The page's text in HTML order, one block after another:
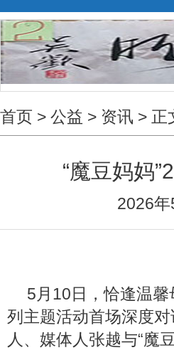
首页 > 公益 > 资讯 > 正
“魔豆妈妈
2026年
5月10日，恰逢温馨
列主题活动首场深度
人、媒体人张越与“魔